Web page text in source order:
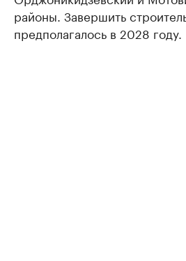
районы. Завершить
предполагалось в 2028 году.